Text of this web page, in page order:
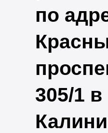
по
305/1 в